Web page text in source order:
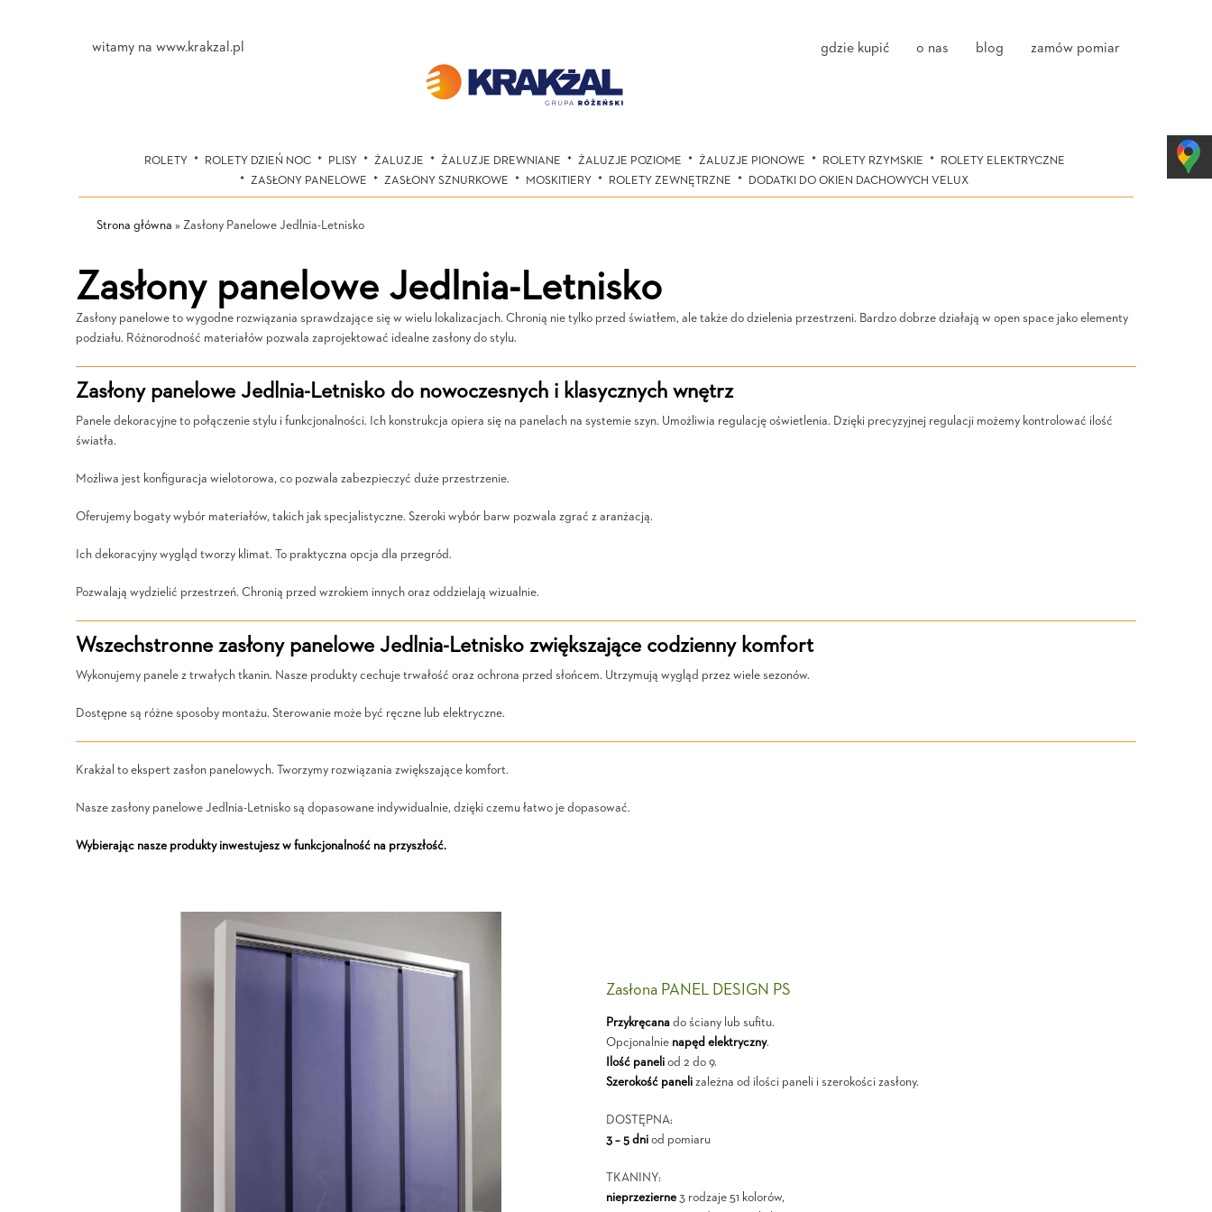
witamy na www.krakzal.pl gdzie kupić o nas blog zamów pomiar
ROLETY ROLETY DZIEŃ NOC PLISY ŻALUZJE ŻALUZJE DREWNIANE ŻALUZJE POZIOME ŻALUZJE PIONOWE ROLETY RZYMSKIE
ROLETY ELEKTRYCZNE
ZASŁONY PANELOWE
ZASŁONY SZNURKOWE MOSKITIERY ROLETY ZEWNĘTRZNE DODATKI DO OKIEN DACHOWYCH VELUX
Strona główna » Zasłony Panelowe Jedlnia-Letnisko
Zasłony panelowe Jedlnia-Letnisko
Zasłony panelowe to wygodne rozwiązania sprawdzające się w wielu lokalizacjach. Chronią nie tylko przed światłem, ale także do dzielenia przestrzeni. Bardzo dobrze działają w open space jako elementy
podziału. Różnorodność materiałów pozwala zaprojektować idealne zasłony do stylu.
Zasłony panelowe Jedlnia-Letnisko do nowoczesnych i klasycznych wnętrz
Panele dekoracyjne to połączenie stylu i funkcjonalności. Ich konstrukcja opiera się na panelach na systemie szyn. Umożliwia regulację oświetlenia. Dzięki precyzyjnej regulacji możemy kontrolować ilość
światła.
Możliwa jest konfiguracja wielotorowa, co pozwala zabezpieczyć duże przestrzenie.
Oferujemy bogaty wybór materiałów, takich jak specjalistyczne. Szeroki wybór barw pozwala zgrać z aranżacją.
Ich dekoracyjny wygląd tworzy klimat. To praktyczna opcja dla przegród.
Pozwalają wydzielić przestrzeń. Chronią przed wzrokiem innych oraz oddzielają wizualnie.
Wszechstronne zasłony panelowe Jedlnia-Letnisko zwiększające codzienny komfort
Wykonujemy panele z trwałych tkanin. Nasze produkty cechuje trwałość oraz ochrona przed słońcem. Utrzymują wygląd przez wiele sezonów.
Dostępne są różne sposoby montażu. Sterowanie może być ręczne lub elektryczne.
Krakżal to ekspert zasłon panelowych. Tworzymy rozwiązania zwiększające komfort.
Nasze zasłony panelowe Jedlnia-Letnisko są dopasowane indywidualnie, dzięki czemu łatwo je dopasować.
Wybierając nasze produkty inwestujesz w funkcjonalność na przyszłość.
Zasłona PANEL DESIGN PS
Przykręcanado ściany lub sufitu.
Opcjonalnie napęd elektryczny.
Ilość paneliod 2 do 9.
Szerokość panelizależna od ilości paneli i szerokości zasłony.
DOSTĘPNA:
3 – 5 dniod pomiaru
TKANINY:
nieprzezierne3 rodzaje 51 kolorów,